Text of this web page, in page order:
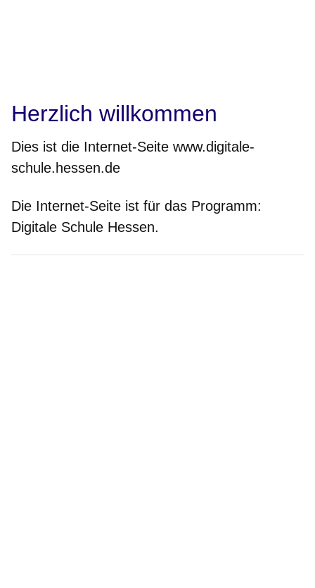
Herzlich willkommen
Dies ist die Internet-Seite www.digitale-
schule.hessen.de
Die Internet-Seite ist für das Programm:
Digitale Schule Hessen.